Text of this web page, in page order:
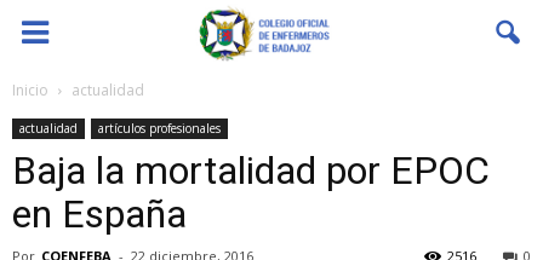
Coenfeba
Inicio actualidad
actualidad artículos profesionales
Baja la mortalidad por EPOC
en España
Por COENFEBA - 22 diciembre, 2016 0
2516